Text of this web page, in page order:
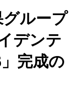
ループ
デンテ
完成の